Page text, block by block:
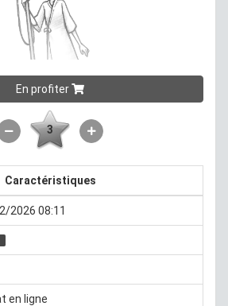
En profiter
3
Caractéristiques
2026 08:11
en ligne